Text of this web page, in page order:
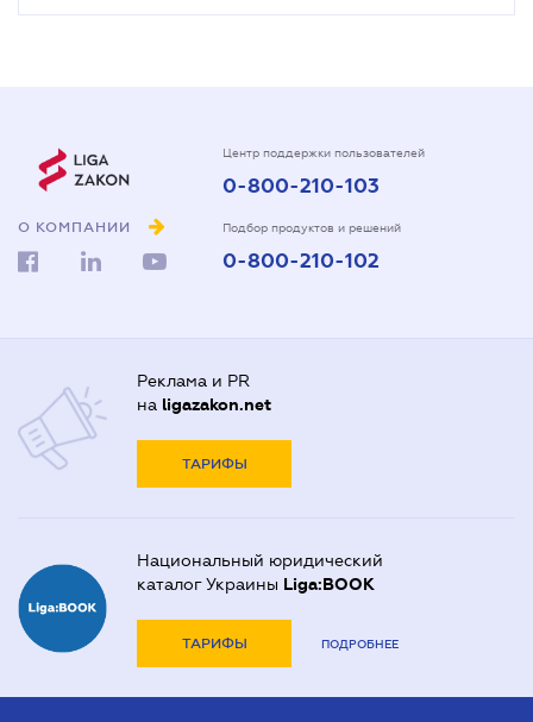
О КОМПАНИИ
Центр поддержки пользователей
0-800-210-103
Подбор продуктов и решений
0-800-210-102
Реклама и PR
на ligazakon.net
ТАРИФЫ
Национальный юридический
каталог Украины Liga:BOOK
ТАРИФЫ ПОДРОБНЕЕ